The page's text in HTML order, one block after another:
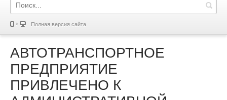
Полная версия сайта
АВТОТРАНСПОРТНОЕ
ПРЕДПРИЯТИЕ
ПРИВЛЕЧЕНО К